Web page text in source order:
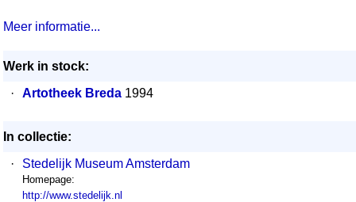
Meer informatie...
Werk in stock:
·
Artotheek Breda 1994
In collectie:
·
Stedelijk Museum Amsterdam
Homepage:
http://www.stedelijk.nl